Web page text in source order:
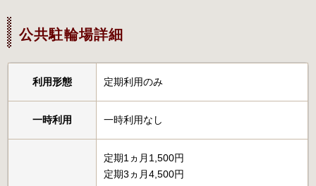
公共駐輪場詳細
利用形態 定期利用のみ
一時利用 一時利用なし
定期1ヵ月1,500円
定期3ヵ月4,500円